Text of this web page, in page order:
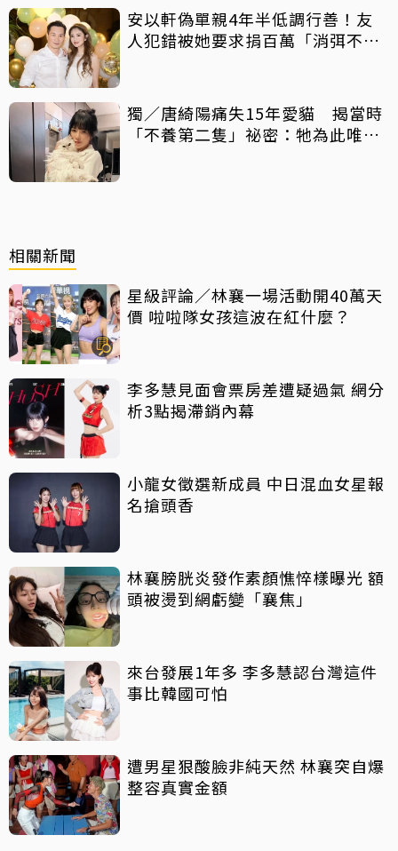
安以軒偽單親4年半低調行善！友
人犯錯被她要求捐百萬「消弭不
獨／唐綺陽痛失15年愛貓 揭當時
「不養第二隻」祕密：牠為此唯一
相關新聞
星級評論／林襄一場活動開40萬天
價 啦啦隊女孩這波在紅什麼？
李多慧見面會票房差遭疑過氣 網分
析3點揭滯銷內幕
小龍女徵選新成員 中日混血女星報
名搶頭香
林襄膀胱炎發作素顏憔悴樣曝光 額
頭被燙到網虧變「襄焦」
來台發展1年多 李多慧認台灣這件
事比韓國可怕
遭男星狠酸臉非純天然 林襄突自爆
整容真實金額